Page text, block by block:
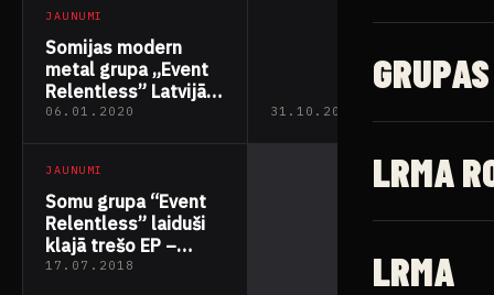
GRUPAS
LRMA
LRMA
JAUNUMI
Somijas modern
metal grupa „Event
Relentless” Latvijā
un Lietuvā prezentēs
06.01.2020 31.10.2018
JAUNUMI
Somu grupa “Event
Relentless” laiduši
klajā trešo EP –
“Event Relentless”
17.07.2018